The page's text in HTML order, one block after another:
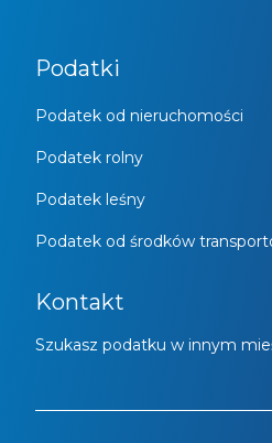
Podatki
Podatek od nieruchomości
Podatek rolny
Podatek leśny
Podatek od środków
Kontakt
Szukasz podatku w innym